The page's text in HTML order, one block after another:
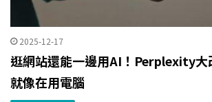
2025-12-17
逛網站還能一邊用AI！Perplexity
就像在用電腦